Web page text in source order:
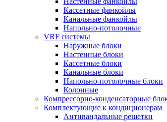
Кассетные фанкойлы
Канальные фанкойлы
Напольно-потолочные
VRF системы
Наружные блоки
Настенные блоки
Кассетные блоки
Канальные блоки
Напольно-потолочные блоки
Колонные
Компрессорно-конденсаторные
Комплектующие к кондиционерам
Антивандальные решетки